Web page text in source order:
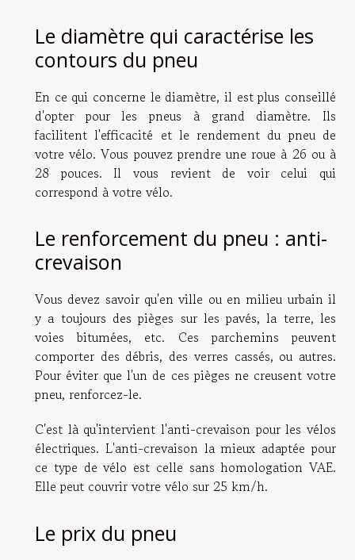
Le diamètre qui caractérise les
contours du pneu
En ce qui concerne le diamètre, il est plus conseillé
d'opter pour les pneus à grand diamètre. Ils
facilitent l'efficacité et le rendement du pneu de
votre vélo. Vous pouvez prendre une roue à 26 ou à
28 pouces. Il vous revient de voir celui qui
correspond à votre vélo.
Le renforcement du pneu : anti-
crevaison
Vous devez savoir qu'en ville ou en milieu urbain il
y a toujours des pièges sur les pavés, la terre, les
voies bitumées, etc. Ces parchemins peuvent
comporter des débris, des verres cassés, ou autres.
Pour éviter que l'un de ces pièges ne creusent votre
pneu, renforcez-le.
C'est là qu'intervient l'anti-crevaison pour les vélos
électriques. L'anti-crevaison la mieux adaptée pour
ce type de vélo est celle sans homologation VAE.
Elle peut couvrir votre vélo sur 25 km/h.
Le prix du pneu